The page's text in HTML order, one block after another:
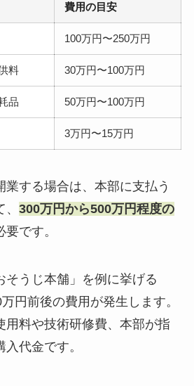
費用の目安
100万円〜250万円
料 30万円〜100万円
品 50万円〜100万円
3万円〜15万円
業する場合は、本部に支払う
300万円から500万円程度の
要です。
そうじ本舗」を例に挙げる
円前後の費用が発生します。
用料や技術研修費、本部が指
代金です。